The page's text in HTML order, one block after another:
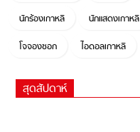
นักร้องเกาหลี
นักแสดงเกาหลี
โจจองซอก
ไอดอลเกาหลี
สุดสัปดาห์